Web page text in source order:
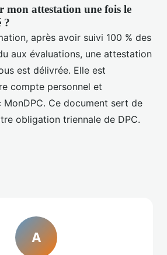
mon attestation une fois le
?
après avoir suivi 100 % des
aux évaluations, une attestation
est délivrée. Elle est
compte personnel et
MonDPC. Ce document sert de
obligation triennale de DPC.
A